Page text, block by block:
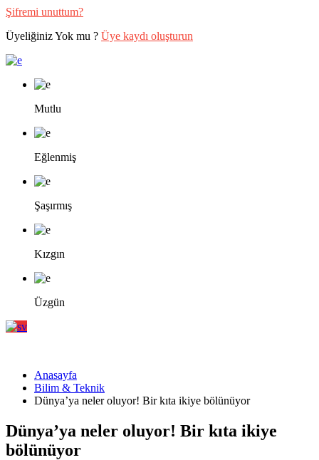
Şifremi unuttum?
Üyeliğiniz Yok mu ? Üye kaydı oluşturun
Mutlu
Eğlenmiş
Şaşırmış
Kızgın
Üzgün
Anasayfa
Bilim & Teknik
Dünya’ya neler oluyor! Bir kıta ikiye bölünüyor
Dünya’ya neler oluyor! Bir kıta ikiye
bölünüyor